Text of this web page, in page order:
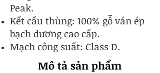
Peak.
Kết cấu thùng: 100% gỗ ván ép
bạch dương cao cấp.
​Mạch công suất: Class D.
Mô tả sản phẩm